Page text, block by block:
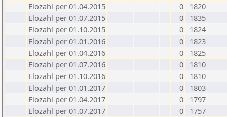
Elozahl per 01.04.2015
0
1820
Elozahl per 01.07.2015
0
1835
Elozahl per 01.10.2015
0
1824
Elozahl per 01.01.2016
0
1823
Elozahl per 01.04.2016
0
1825
Elozahl per 01.07.2016
0
1810
Elozahl per 01.10.2016
0
1810
Elozahl per 01.01.2017
0
1803
Elozahl per 01.04.2017
0
1797
Elozahl per 01.07.2017
0
1757